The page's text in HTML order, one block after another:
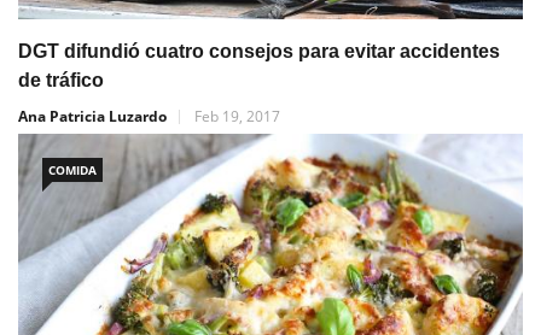
DGT difundió cuatro consejos para evitar accidentes
de tráfico
Ana Patricia Luzardo
Feb 19, 2017
COMIDA